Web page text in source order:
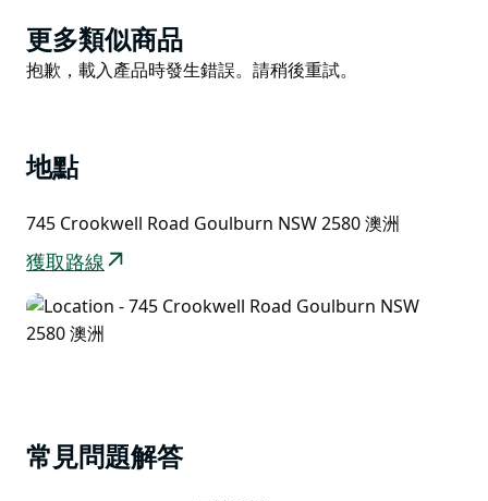
萄酒，包括單一品種和混釀葡萄酒；以及一款甜橙味利口
酒。
酒莊坐擁古爾本主要水源—索利湖的壯麗景色。葡萄園海
Product
List
更多類似商品
Product
抱歉，載入產品時發生錯誤。請稍後重試。
地點
745 Crookwell Road Goulburn NSW 2580 澳洲
獲取路線
常見問題解答